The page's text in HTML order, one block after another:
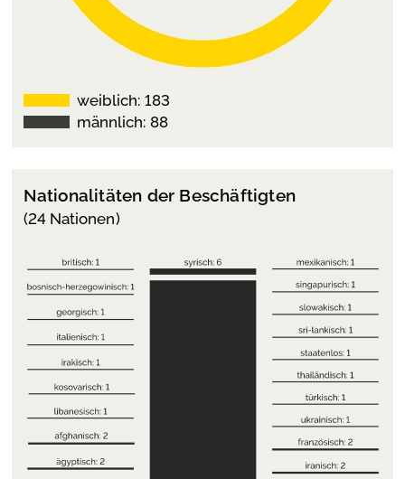
weiblich: 183
männlich: 88
Nationalitäten der Beschäftigten
(24 Nationen)